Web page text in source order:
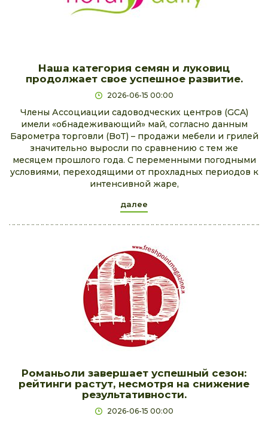
Наша категория семян и луковиц
продолжает свое успешное развитие.
2026-06-15 00:00
Члены Ассоциации садоводческих центров (GCA)
имели «обнадеживающий» май, согласно данным
Барометра торговли (BoT) – продажи мебели и грилей
значительно выросли по сравнению с тем же
месяцем прошлого года. С переменными погодными
условиями, переходящими от прохладных периодов к
интенсивной жаре,
далее
Романьоли завершает успешный сезон:
рейтинги растут, несмотря на снижение
результативности.
2026-06-15 00:00